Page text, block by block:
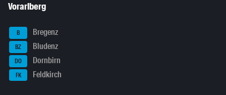
Vorarlberg
B Bregenz
BZ Bludenz
DO Dornbirn
FK Feldkirch